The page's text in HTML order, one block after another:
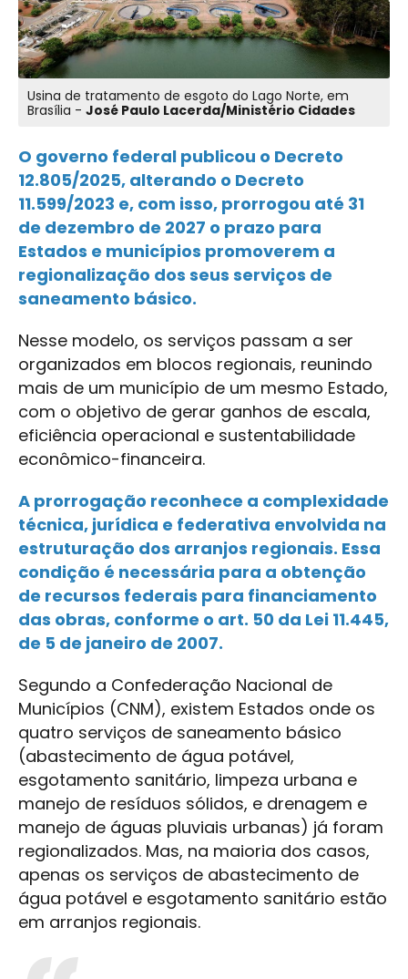
Usina de tratamento de esgoto do Lago Norte, em
Brasília - José Paulo Lacerda/Ministério Cidades
O governo federal publicou o Decreto
12.805/2025, alterando o Decreto
11.599/2023 e, com isso, prorrogou até 31
de dezembro de 2027 o prazo para
Estados e municípios promoverem a
regionalização dos seus serviços de
saneamento básico.
Nesse modelo, os serviços passam a ser
organizados em blocos regionais, reunindo
mais de um município de um mesmo Estado,
com o objetivo de gerar ganhos de escala,
eficiência operacional e sustentabilidade
econômico-financeira.
A prorrogação reconhece a complexidade
técnica, jurídica e federativa envolvida na
estruturação dos arranjos regionais. Essa
condição é necessária para a obtenção
de recursos federais para financiamento
das obras, conforme o art. 50 da Lei 11.445,
de 5 de janeiro de 2007.
Segundo a Confederação Nacional de
Municípios (CNM), existem Estados onde os
quatro serviços de saneamento básico
(abastecimento de água potável,
esgotamento sanitário, limpeza urbana e
manejo de resíduos sólidos, e drenagem e
manejo de águas pluviais urbanas) já foram
regionalizados. Mas, na maioria dos casos,
apenas os serviços de abastecimento de
água potável e esgotamento sanitário estão
em arranjos regionais.